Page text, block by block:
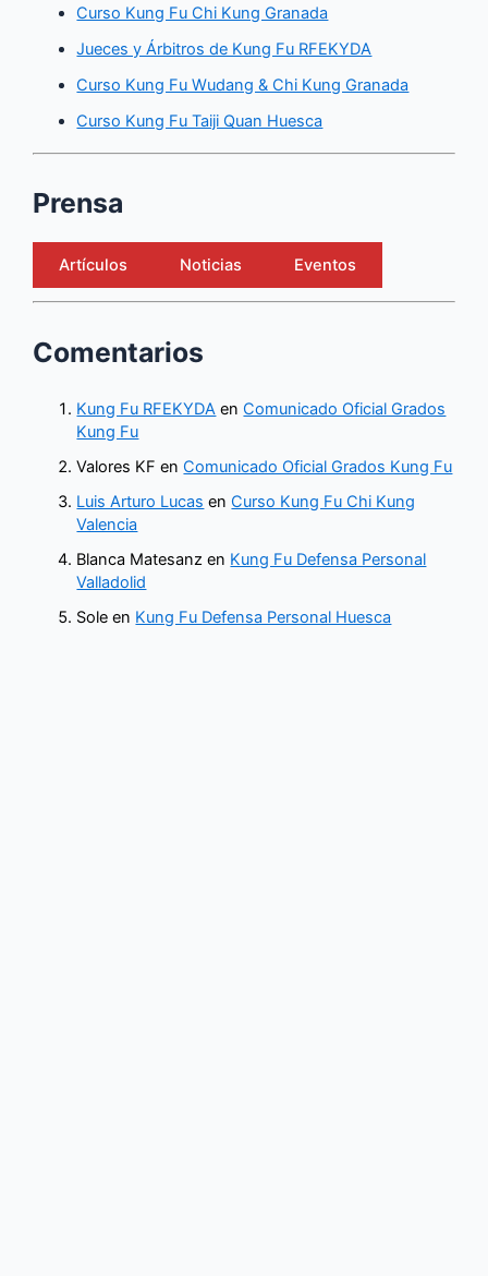
Curso Kung Fu Chi Kung Granada
Jueces y Árbitros de Kung Fu RFEKYDA
Curso Kung Fu Wudang & Chi Kung Granada
Curso Kung Fu Taiji Quan Huesca
Prensa
Artículos Noticias Eventos
Comentarios
Kung Fu RFEKYDA enComunicado Oficial Grados
Kung Fu
Valores KF enComunicado Oficial Grados Kung Fu
Luis Arturo Lucas enCurso Kung Fu Chi Kung
Valencia
Blanca Matesanz en Kung Fu Defensa Personal
Valladolid
Sole en Kung Fu Defensa Personal Huesca